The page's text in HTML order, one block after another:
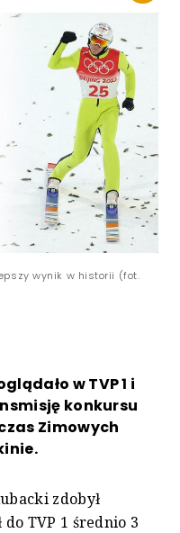
wynik w historii (fot.
w TVP 1 i
konkursu
Zimowych
zdobył
TVP 1 średnio 3